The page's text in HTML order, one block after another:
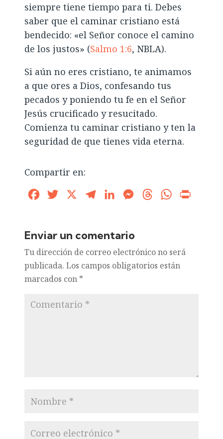
siempre tiene tiempo para ti. Debes
saber que el caminar cristiano está
bendecido: «el Señor conoce el camino
de los justos» (Salmo 1:6, NBLA).
Si aún no eres cristiano, te animamos
a que ores a Dios, confesando tus
pecados y poniendo tu fe en el Señor
Jesús crucificado y resucitado.
Comienza tu caminar cristiano y ten la
seguridad de que tienes vida eterna.
Compartir en:
FacebookTwitter TelegramLinkedInMessengerThreadsWhatsApp
Enviar un comentario
Tu dirección de correo electrónico no será
publicada. Los campos obligatorios están
marcados con *